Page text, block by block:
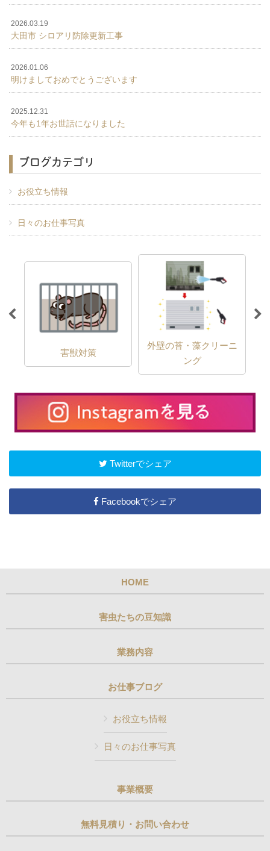
2026.03.19
大田市 シロアリ防除更新工事
2026.01.06
明けましておめでとうございます
2025.12.31
今年も1年お世話になりました
ブログカテゴリ
お役立ち情報
日々のお仕事写真
害獣対策
外壁の苔・藻クリーニ
ング
Twitterでシェア
Facebookでシェア
HOME
害虫たちの豆知識
業務内容
お仕事ブログ
お役立ち情報
日々のお仕事写真
事業概要
無料見積り・お問い合わせ